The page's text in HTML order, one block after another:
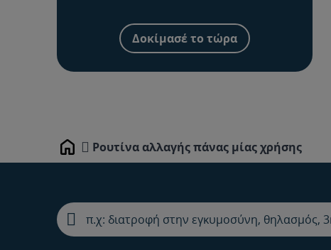
Δοκίμασέ το τώρα
Home Ρουτίνα αλλαγής πάνας μίας χρήσης